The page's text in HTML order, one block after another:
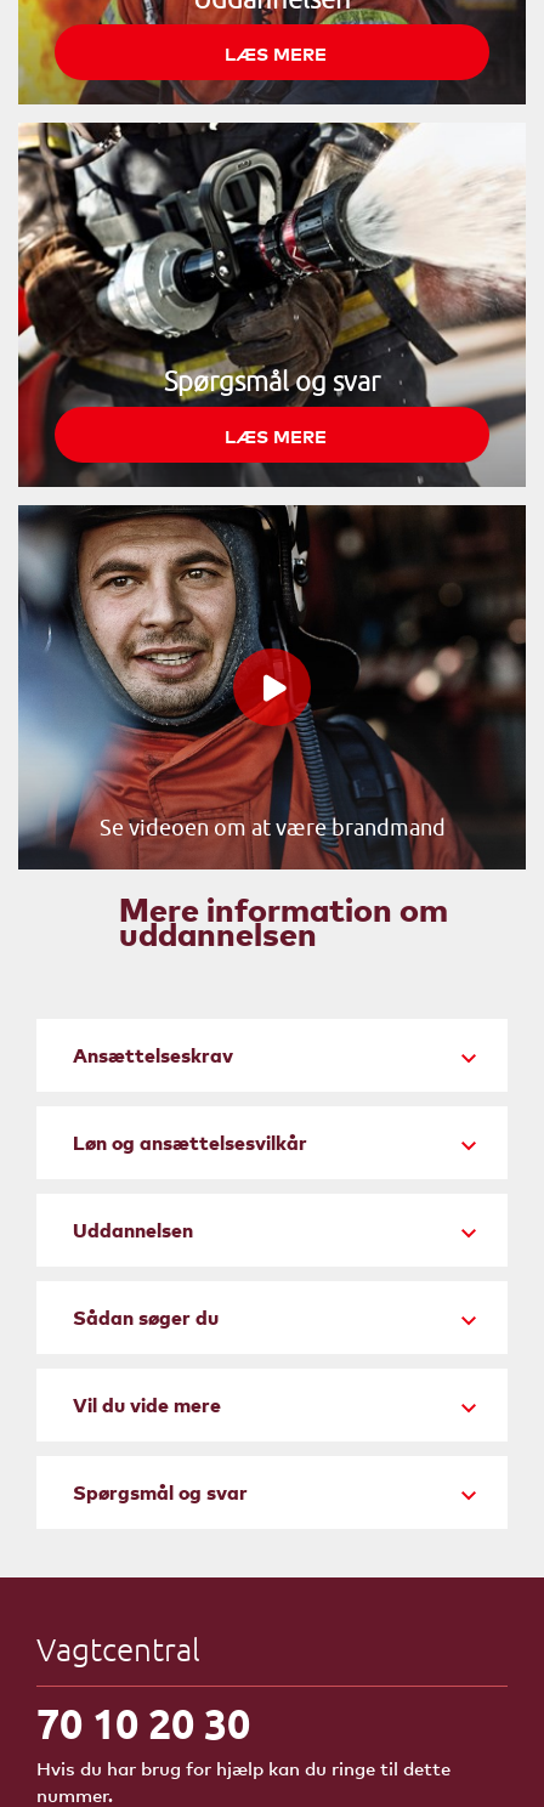
LÆS MERE
Spørgsmål og svar
LÆS MERE
Se videoen om at være brandmand
Mere information om
uddannelsen
Ansættelseskrav
Løn og ansættelsesvilkår
Uddannelsen
Sådan søger du
Vil du vide mere
Spørgsmål og svar
Vagtcentral
70 10 20 30
Hvis du har brug for hjælp kan du ringe til dette
nummer.